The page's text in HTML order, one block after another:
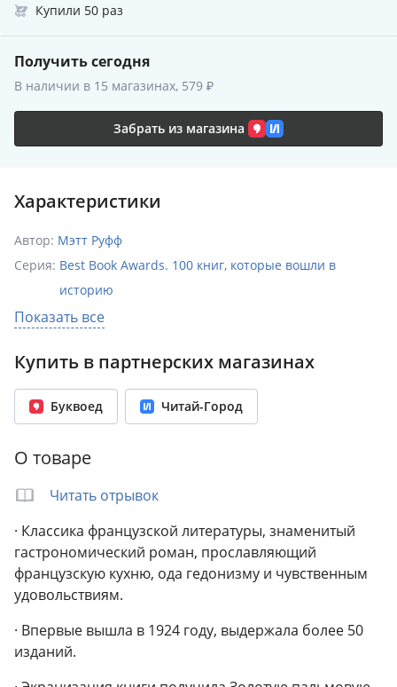
Купили 50 раз
Получить сегодня
В наличии в 15 магазинах, 579 ₽
Забрать из магазина
Характеристики
Автор: Мэтт Руфф
Серия: Best Book Awards. 100 книг, которые вошли в
историю
Раздел: Биографии. Мемуары
ISBN: 978-5-04-214326-7
Возрастное ограничение: 16+
Год издания: 2025
Переплет: Твёрдый переплёт
Формат: 134x208 мм
Показать все
Купить в партнерских магазинах
Буквоед Читай-Город
О товаре
Читать отрывок
· Классика французской литературы, знаменитый
гастрономический роман, прославляющий
французскую кухню, ода гедонизму и чувственным
удовольствиям.
· Впервые вышла в 1924 году, выдержала более 50
изданий.